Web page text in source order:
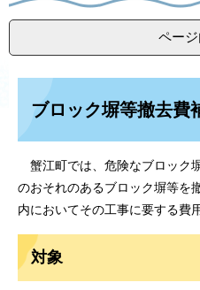
ペー
ブロック塀等撤去費
蟹江町では、危険なブロック
のおそれのあるブロック塀等を
内においてその工事に要する費
対象